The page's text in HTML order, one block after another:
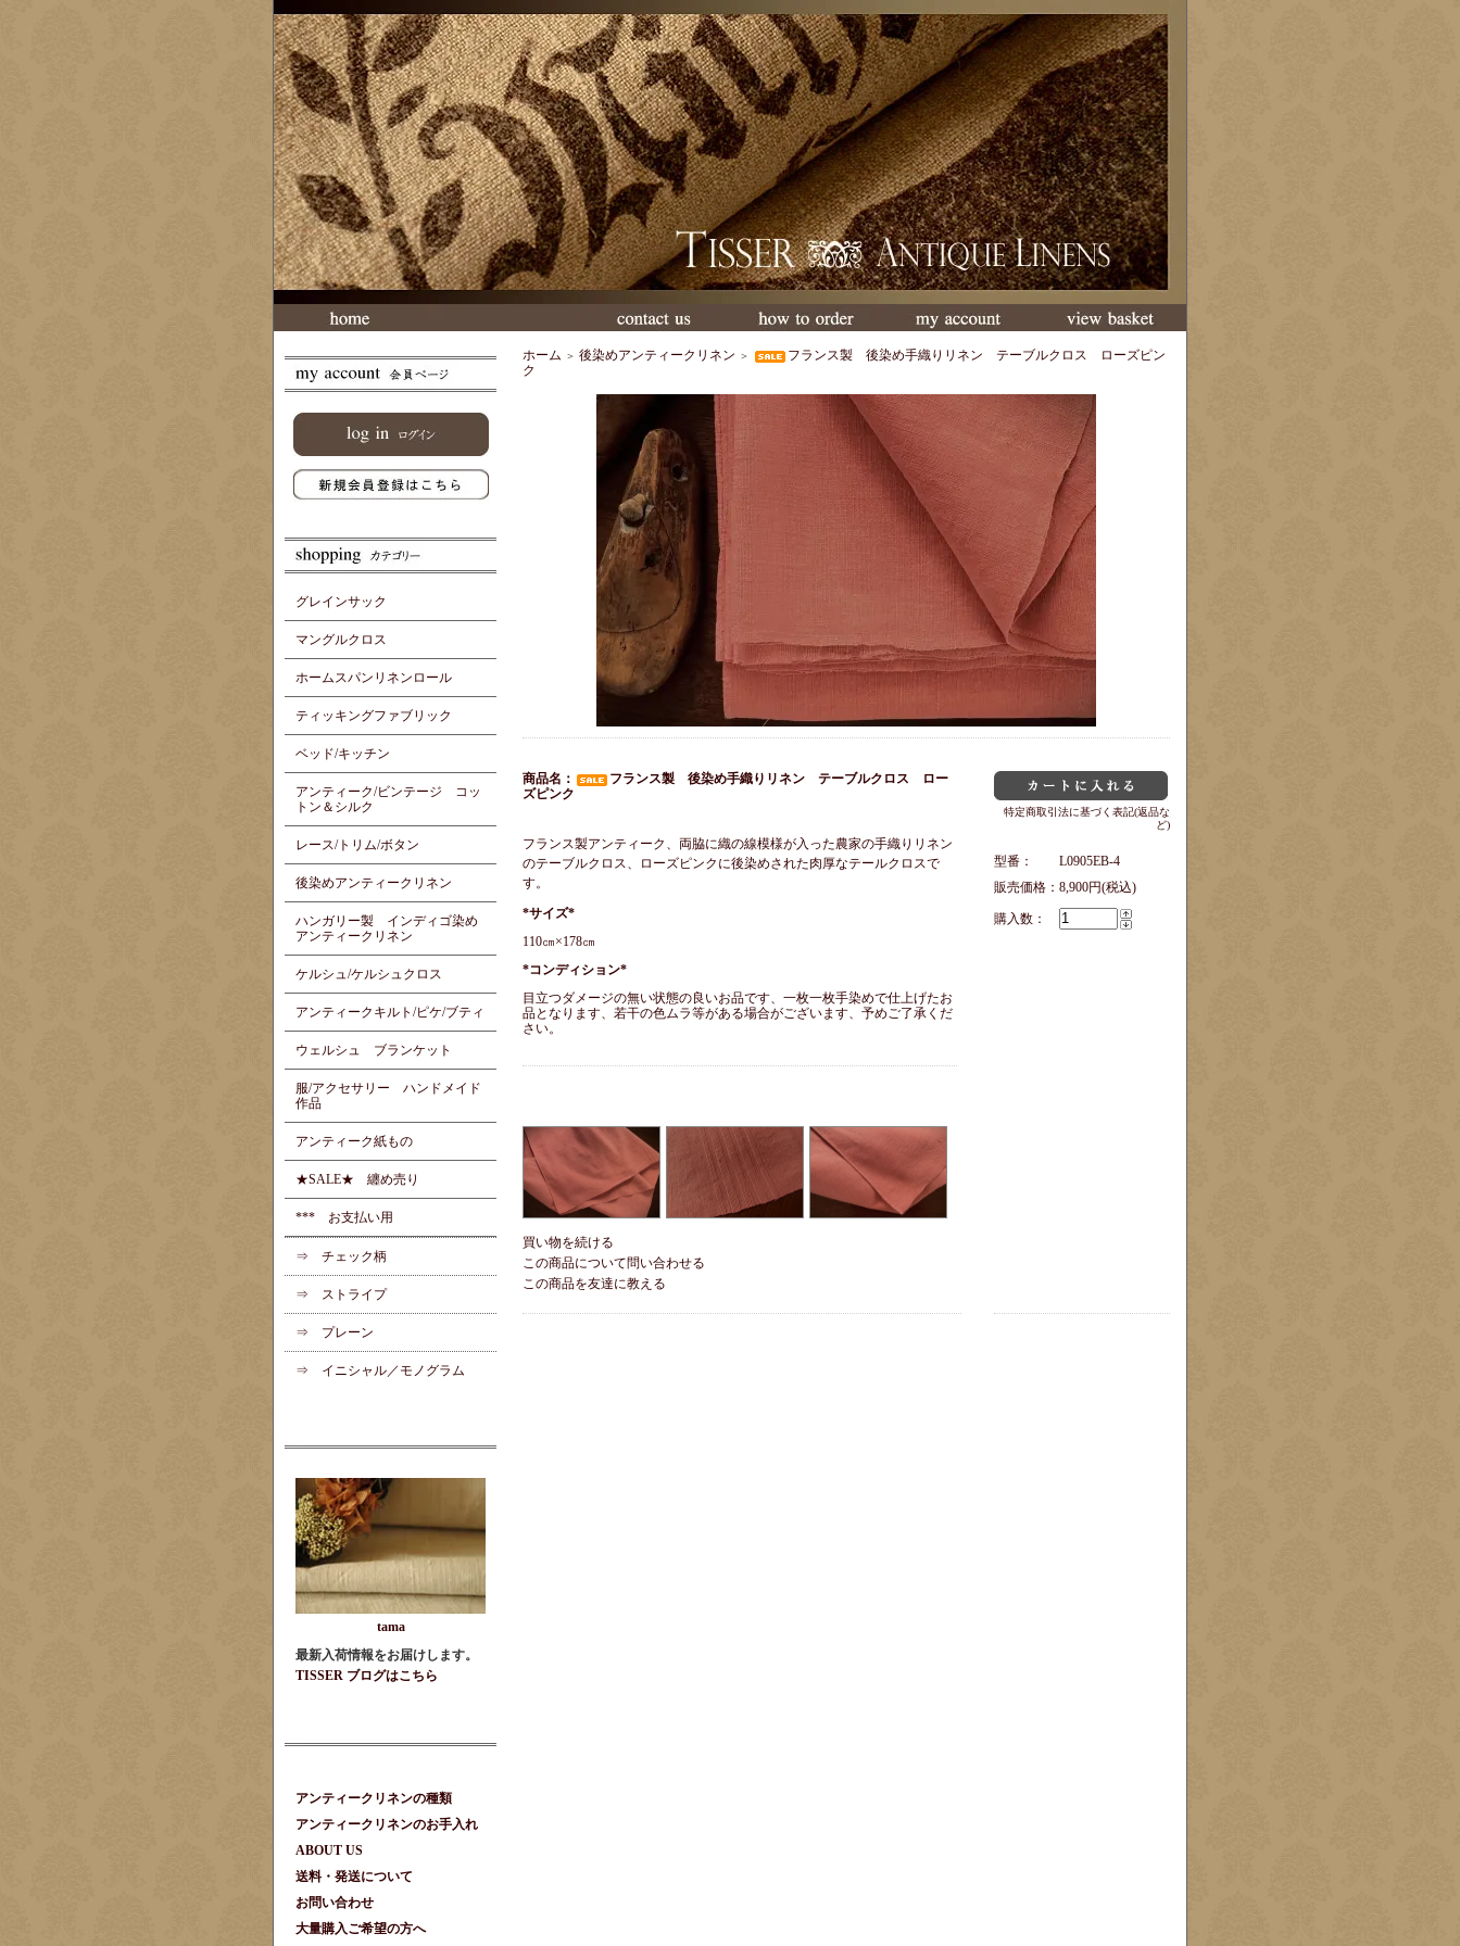
グレインサック
マングルクロス
ホームスパンリネンロール
ティッキングファブリック
ベッド/キッチン
アンティーク/ビンテージ コッ
トン＆シルク
レース/トリム/ボタン
後染めアンティークリネン
ハンガリー製 インディゴ染め
アンティークリネン
ケルシュ/ケルシュクロス
アンティークキルト/ピケ/ブティ
ウェルシュ ブランケット
服/アクセサリー ハンドメイド
作品
アンティーク紙もの
★SALE★ 纏め売り
*** お支払い用
⇒ チェック柄
⇒ ストライプ
⇒ プレーン
⇒ イニシャル／モノグラム
tama
最新入荷情報をお届けします。
TISSER ブログはこちら
アンティークリネンの種類
アンティークリネンのお手入れ
ABOUT US
送料・発送について
お問い合わせ
大量購入ご希望の方へ
ホーム ＞ 後染めアンティークリネン ＞
フランス製 後染め手織りリネン テーブルクロス ローズピン
ク
商品名：
フランス製 後染め手織りリネン テーブルクロス ロー
ズピンク
フランス製アンティーク、両脇に織の線模様が入った農家の手織りリネン
のテーブルクロス、ローズピンクに後染めされた肉厚なテールクロスで
す。
*サイズ*
110㎝×178㎝
*コンディション*
目立つダメージの無い状態の良いお品です、一枚一枚手染めで仕上げたお
品となります、若干の色ムラ等がある場合がございます、予めご了承くだ
さい。
特定商取引法に基づく表記(返品な
ど)
型番：
L0905EB-4
販売価格： 8,900円(税込)
購入数：
買い物を続ける
この商品について問い合わせる
この商品を友達に教える